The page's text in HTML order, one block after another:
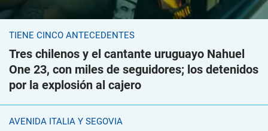
TIENE CINCO ANTECEDENTES
Tres chilenos y el cantante uruguayo Nahuel
One 23, con miles de seguidores; los detenidos
por la explosión al cajero
AVENIDA ITALIA Y SEGOVIA